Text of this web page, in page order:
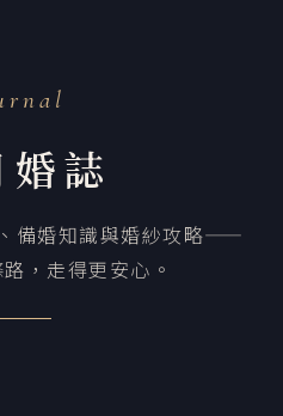
誌
備婚知識與婚紗攻略——
，走得更安心。